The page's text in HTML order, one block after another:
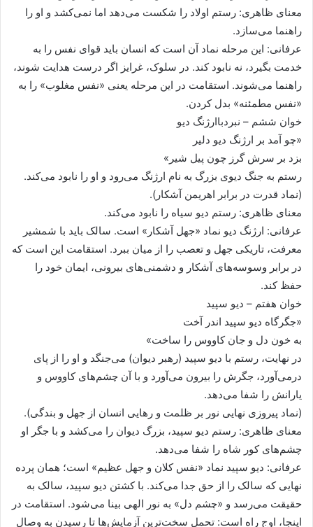
معنای ظاهری: رستم اولاد را شکست می‌دهد اما نمی‌کشد و او را
راهنما می‌سازد.
عرفانی: این مرحله نماد آن است که انسان باید قوای نفس را به
خدمت بگیرد، نه نابود کند. در سلوک، غرایز اگر درست هدایت شوند،
راهنما می‌شوند. استقامت در این مرحله یعنی «نفس مغلوب» را به
«نفس مطمئنه» بدل کردن.
خوان ششم – نبردباارژنگ دیو
«چو آمد بر ارژنگ دیو دلیر
بزد بر سرش گرز چون پیل شیر»
رستم به جنگ دیوی بزرگ به نام ارژنگ می‌رود و او را نابود می‌کند.
(نماد قدرت در برابر اهریمن آشکار).
معنای ظاهری: رستم دیو سیاه را نابود می‌کند.
عرفانی: ارژنگ دیو نماد «جهل آشکار» است. سالک باید با شمشیر
معرفت، تاریکی جهل و تعصب را از میان ببرد. استقامت این است که
در برابر وسوسه‌های آشکار و دشمنی‌های بیرونی، ایمان خود را
حفظ کند.
خوان هفتم – دیو سپید
«جگرگاه دیو سپید اندر آخت
به خون دل و جان کاووس را ساخت»
در نهایت، رستم با دیو سپید (رهبر دیوان) می‌جنگد و او را از پای
درمی‌آورد، جگرش را بیرون می‌آورد و با آن چشم‌های کاووس و
یارانش را شفا می‌دهد.
(نماد پیروزی نهایی نور بر ظلمت و رهایی انسان از جهل و بندگی).
معنای ظاهری: رستم دیو سپید، بزرگ دیوان را می‌کشد و با جگر او
چشم‌های کور شاه را شفا می‌دهد.
عرفانی: دیو سپید نماد «نفس کلان و جهل عظیم» است؛ همان پرده
نهایی که سالک را از حق جدا می‌کند. با کشتن دیو سپید، سالک به
حقیقت می‌رسد و «چشم دل» به نور الهی بینا می‌شود. استقامت در
اینجا، اوج راه است: تحمل سخت‌ترین آزمایش‌ها تا رسیدن به وصال